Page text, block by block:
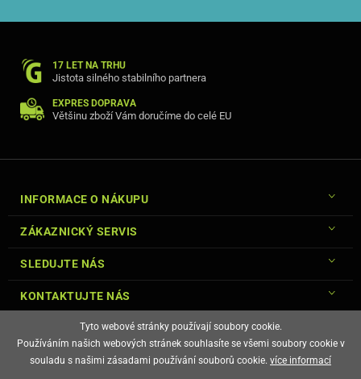
17 LET NA TRHU
Jistota silného stabilního partnera
EXPRES DOPRAVA
Většinu zboží Vám doručíme do celé EU
INFORMACE O NÁKUPU
ZÁKAZNICKÝ SERVIS
SLEDUJTE NÁS
KONTAKTUJTE NÁS
Tyto webové stránky používají soubory cookie.
Používáním našich webových stránek souhlasíte se všemi soubory cookie v
souladu s našimi zásadami používání souborů cookie. více informací